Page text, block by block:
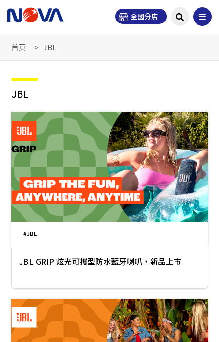
全國分店
首頁 JBL
JBL
#JBL
JBL GRIP 炫光可攜型防水藍牙喇叭，新品上市